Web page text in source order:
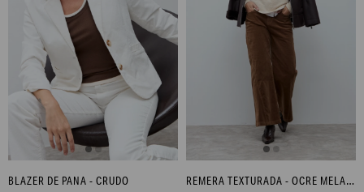
BLAZER DE PANA - CRUDO REMERA TEXTURADA - OCRE MELANGE